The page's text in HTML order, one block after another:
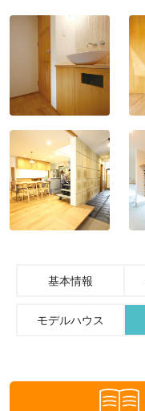
基本情報
モデルハウス